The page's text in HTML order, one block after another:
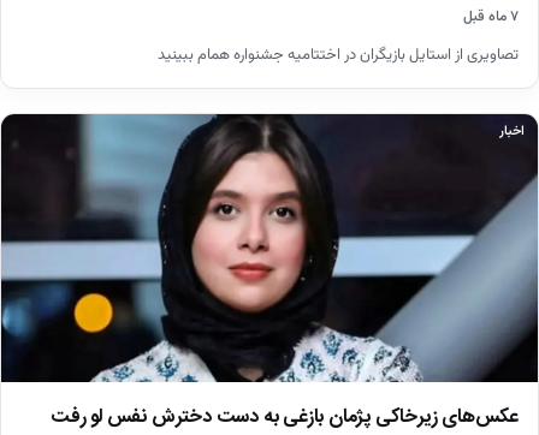
۷ ماه قبل
تصاویری از استایل بازیگران در اختتامیه جشنواره همام ببینید
اخبار
عکس‌های زیرخاکی پژمان بازغی به دست دخترش نفس لو رفت